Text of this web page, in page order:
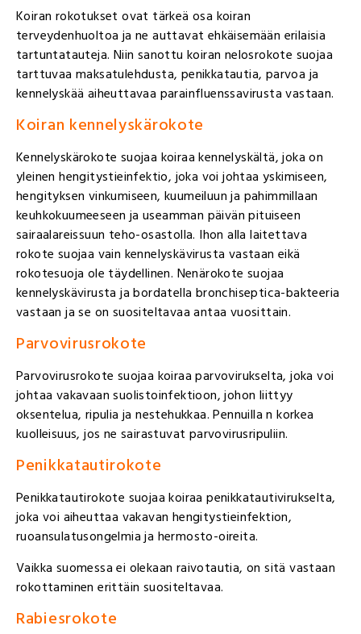
Koiran rokotukset ovat tärkeä osa koiran
terveydenhuoltoa ja ne auttavat ehkäisemään erilaisia
tartuntatauteja. Niin sanottu koiran nelosrokote suojaa
tarttuvaa maksatulehdusta, penikkatautia, parvoa ja
kennelyskää aiheuttavaa parainfluenssavirusta vastaan.
Koiran kennelyskärokote
Kennelyskärokote suojaa koiraa kennelyskältä, joka on
yleinen hengitystieinfektio, joka voi johtaa yskimiseen,
hengityksen vinkumiseen, kuumeiluun ja pahimmillaan
keuhkokuumeeseen ja useamman päivän pituiseen
sairaalareissuun teho-osastolla. Ihon alla laitettava
rokote suojaa vain kennelyskävirusta vastaan eikä
rokotesuoja ole täydellinen. Nenärokote suojaa
kennelyskävirusta ja bordatella bronchiseptica-bakteeria
vastaan ja se on suositeltavaa antaa vuosittain.
Parvovirusrokote
Parvovirusrokote suojaa koiraa parvovirukselta, joka voi
johtaa vakavaan suolistoinfektioon, johon liittyy
oksentelua, ripulia ja nestehukkaa. Pennuilla n korkea
kuolleisuus, jos ne sairastuvat parvovirusripuliin.
Penikkatautirokote
Penikkatautirokote suojaa koiraa penikkatautivirukselta,
joka voi aiheuttaa vakavan hengitystieinfektion,
ruoansulatusongelmia ja hermosto-oireita.
Vaikka suomessa ei olekaan raivotautia, on sitä vastaan
rokottaminen erittäin suositeltavaa.
Rabiesrokote